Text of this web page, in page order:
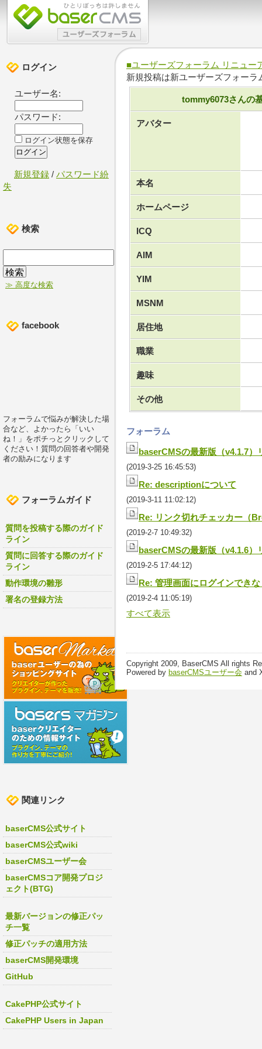
■ユーザーズフォーラム リニュー
新規投稿は新ユーザーズフォーラ
tommy6073さんの
アバター
本名
ホームページ
ICQ
AIM
YIM
MSNM
居住地
職業
趣味
その他
フォーラム
baserCMSの最新版（v4.1.7）
(2019-3-25 16:45:53)
Re: descriptionについて
(2019-3-11 11:02:12)
Re: リンク切れチェッカー（
(2019-2-7 10:49:32)
baserCMSの最新版（v4.1.6）
(2019-2-5 17:44:12)
Re: 管理画面にログインでき
(2019-2-4 11:05:19)
すべて表示
Copyright 2009, BaserCMS All rights
Powered by baserCMSユーザー会 and
ログイン
ユーザー名:
パスワード:
ログイン状態を保存
新規登録 / パスワード紛
失
検索
≫ 高度な検索
facebook
フォーラムで悩みが解決した場
合など、よかったら「いい
ね！」をポチっとクリックして
ください！質問の回答者や開発
者の励みになります
フォーラムガイド
質問を投稿する際のガイド
ライン
質問に回答する際のガイド
ライン
動作環境の雛形
署名の登録方法
関連リンク
baserCMS公式サイト
baserCMS公式wiki
baserCMSユーザー会
baserCMSコア開発プロジ
ェクト(BTG)
最新バージョンの修正パッ
チ一覧
修正パッチの適用方法
baserCMS開発環境
GitHub
CakePHP公式サイト
CakePHP Users in Japan